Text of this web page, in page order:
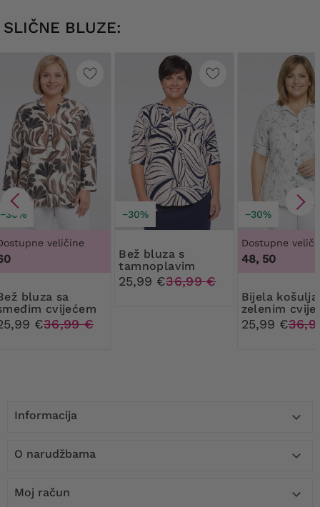
SLIČNE BLUZE:
−30%
veličine
sa
cvijećem
€36,99 €
−30%
Bež bluza s
tamnoplavim
uzorcima i zlatnim
točkicama
25,99 €36,99 €
−30%
Dostupne
48, 50
Bijela košulja sa
zelenim
25,99 €
Informacija 
O narudžbama 
Moj račun 